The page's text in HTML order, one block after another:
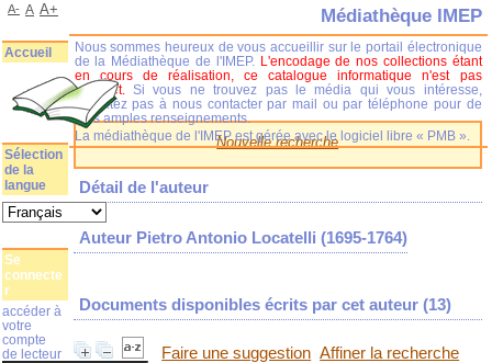
Nouvelle recherche
Détail de l'auteur
Auteur Pietro Antonio Locatelli (1695-1764)
Documents disponibles écrits par cet auteur (13)
Faire une suggestion Affiner la recherche
Médiathèque IMEP
Nous sommes heureux de vous accueillir sur le portail électronique
de la Médiathèque de l'IMEP. L'encodage de nos collections étant
en cours de réalisation, ce catalogue informatique n'est pas
complet.
Si vous ne trouvez pas le média qui vous intéresse,
n'hésitez pas à nous contacter par mail ou par téléphone pour de
plus amples renseignements.
La médiathèque de l'IMEP est gérée avec le logiciel libre « PMB ».
A- A A+
Accueil
Sélection
de la
langue
Se
connecte
r
accéder à
votre
compte
de lecteur